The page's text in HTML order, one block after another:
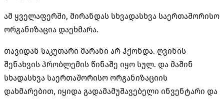
ამ ყველაფერში, მირანდას სხვადასხვა საერთაშორისო
ორგანიზაცია დაეხმარა.
თავიდან საკუთარი მარანი არ ჰქონდა. ღვინის
შენახვის პრობლემის წინაშე იყო სულ. და მაშინ
სხადასხვა საერთაშორისო ორგანიზაციის
დახმარებით, იყიდა გადამამუშავებელი ინვენტარი და